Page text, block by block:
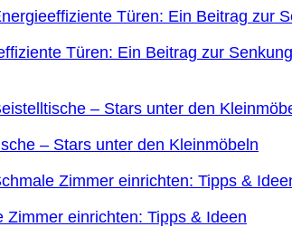
Türen: Ein Beitrag zur
– Stars unter den Kleinmöbeln
Zimmer einrichten: Tipps & Ideen